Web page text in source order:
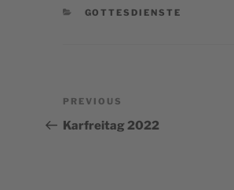
CATEGORIES
GOTTESDIENSTE
Post
navigation
Previous
Post
PREVIOUS
Karfreitag 2022